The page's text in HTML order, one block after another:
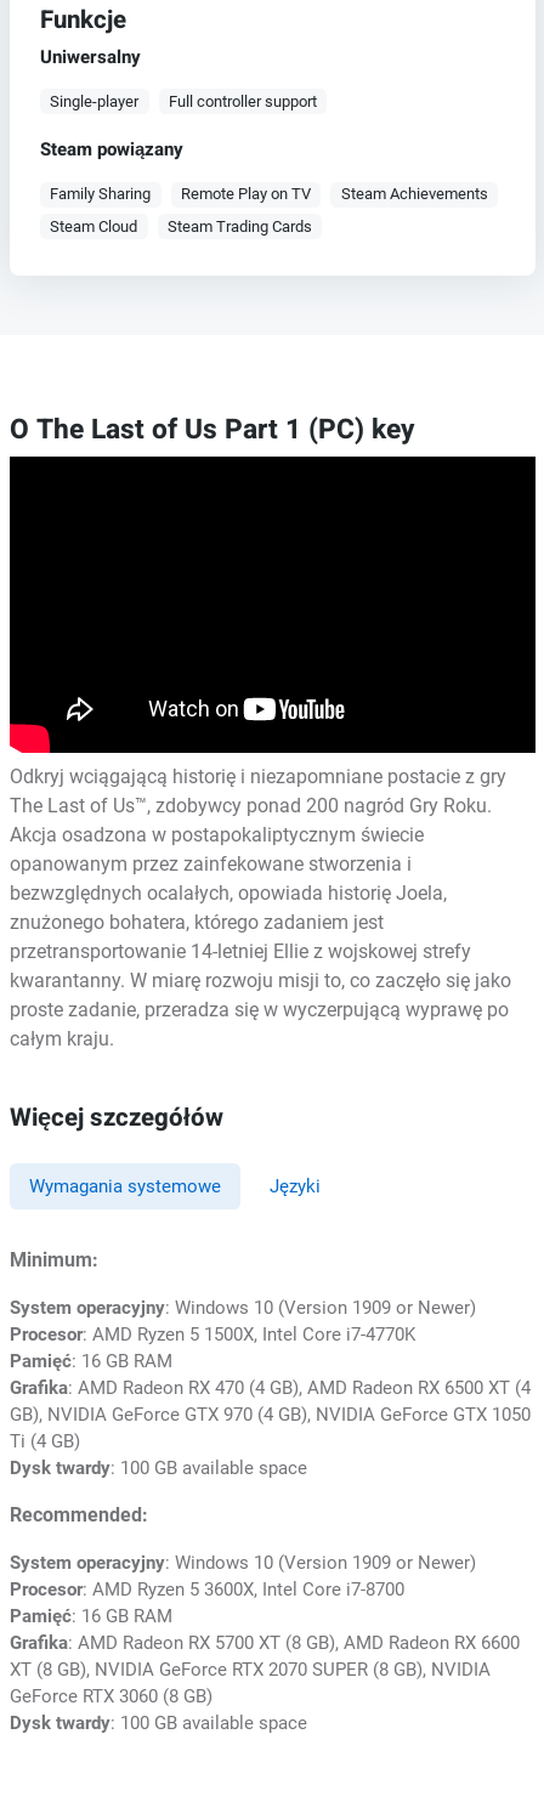
Funkcje
Uniwersalny
Single-player Full controller support
Steam powiązany
Family Sharing Remote Play on TV
Steam Achievements
Steam Cloud
Steam Trading Cards
O The Last of Us Part 1 (PC) key
Odkryj wciągającą historię i niezapomniane postacie z gry
The Last of Us™, zdobywcy ponad 200 nagród Gry Roku.
Akcja osadzona w postapokaliptycznym świecie
opanowanym przez zainfekowane stworzenia i
bezwzględnych ocalałych, opowiada historię Joela,
znużonego bohatera, którego zadaniem jest
przetransportowanie 14-letniej Ellie z wojskowej strefy
kwarantanny. W miarę rozwoju misji to, co zaczęło się jako
proste zadanie, przeradza się w wyczerpującą wyprawę po
całym kraju.
Więcej szczegółów
Wymagania systemowe Języki
Minimum:
System operacyjny: Windows 10 (Version 1909 or Newer)
Procesor: AMD Ryzen 5 1500X, Intel Core i7-4770K
Pamięć: 16 GB RAM
Grafika: AMD Radeon RX 470 (4 GB), AMD Radeon RX 6500 XT (4
GB), NVIDIA GeForce GTX 970 (4 GB), NVIDIA GeForce GTX 1050
Ti (4 GB)
Dysk twardy: 100 GB available space
Recommended:
System operacyjny: Windows 10 (Version 1909 or Newer)
Procesor: AMD Ryzen 5 3600X, Intel Core i7-8700
Pamięć: 16 GB RAM
Grafika: AMD Radeon RX 5700 XT (8 GB), AMD Radeon RX 6600
XT (8 GB), NVIDIA GeForce RTX 2070 SUPER (8 GB), NVIDIA
GeForce RTX 3060 (8 GB)
Dysk twardy: 100 GB available space